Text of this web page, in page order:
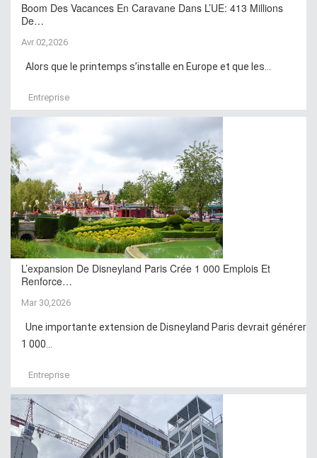
Boom Des Vacances En Caravane Dans L’UE: 413 Millions
De…
Avr 02,2026
Alors que le printemps s’installe en Europe et que les...
Entreprise
L’expansion De Disneyland Paris Crée 1 000 Emplois Et
Renforce…
Mar 30,2026
Une importante extension de Disneyland Paris devrait générer
1 000...
Entreprise